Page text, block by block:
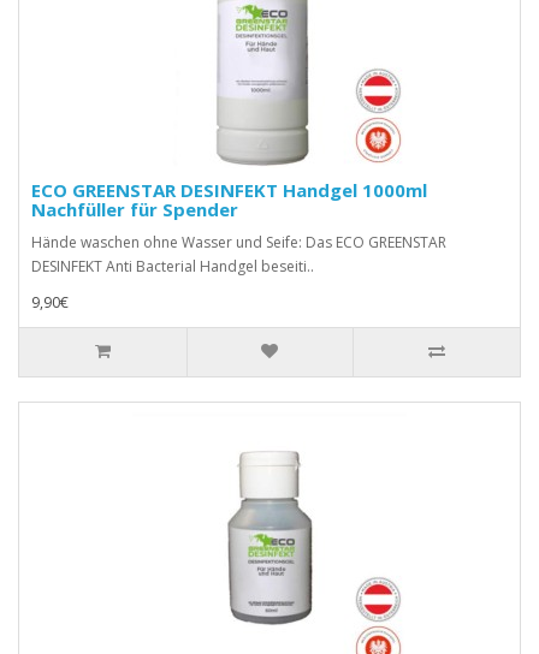
ECO GREENSTAR DESINFEKT Handgel 1000ml
Nachfüller für Spender
Hände waschen ohne Wasser und Seife: Das ECO GREENSTAR
DESINFEKT Anti Bacterial Handgel beseiti..
9,90€